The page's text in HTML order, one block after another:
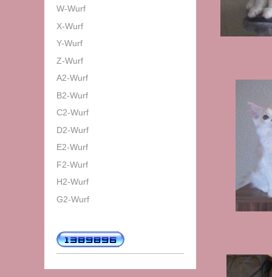
W-Wurf
X-Wurf
Y-Wurf
Z-Wurf
A2-Wurf
B2-Wurf
C2-Wurf
D2-Wurf
E2-Wurf
F2-Wurf
H2-Wurf
G2-Wurf